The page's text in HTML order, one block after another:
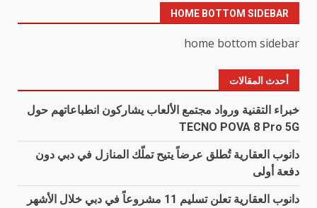
HOME BOTTOM SIDEBAR
home bottom sidebar
أحدث المقالات
خبراء التقنية ورواد مجتمع الألعاب يشاركون انطباعاتهم حول
TECNO POVA 8 Pro 5G
دانوب العقارية تُطلق عرضاً يتيح تملّك المنازل في دبي دون
دفعة أولى
دانوب العقارية تعلن تسليم 11 مشروعاً في دبي خلال الأشهر